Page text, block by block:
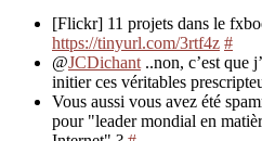
[Flickr] 11 projets dans le
https://tinyurl.com/3rtf4z #
@JCDichant ..non, c’est que
initier ces véritables
Vous aussi vous avez été
pour "leader mondial en